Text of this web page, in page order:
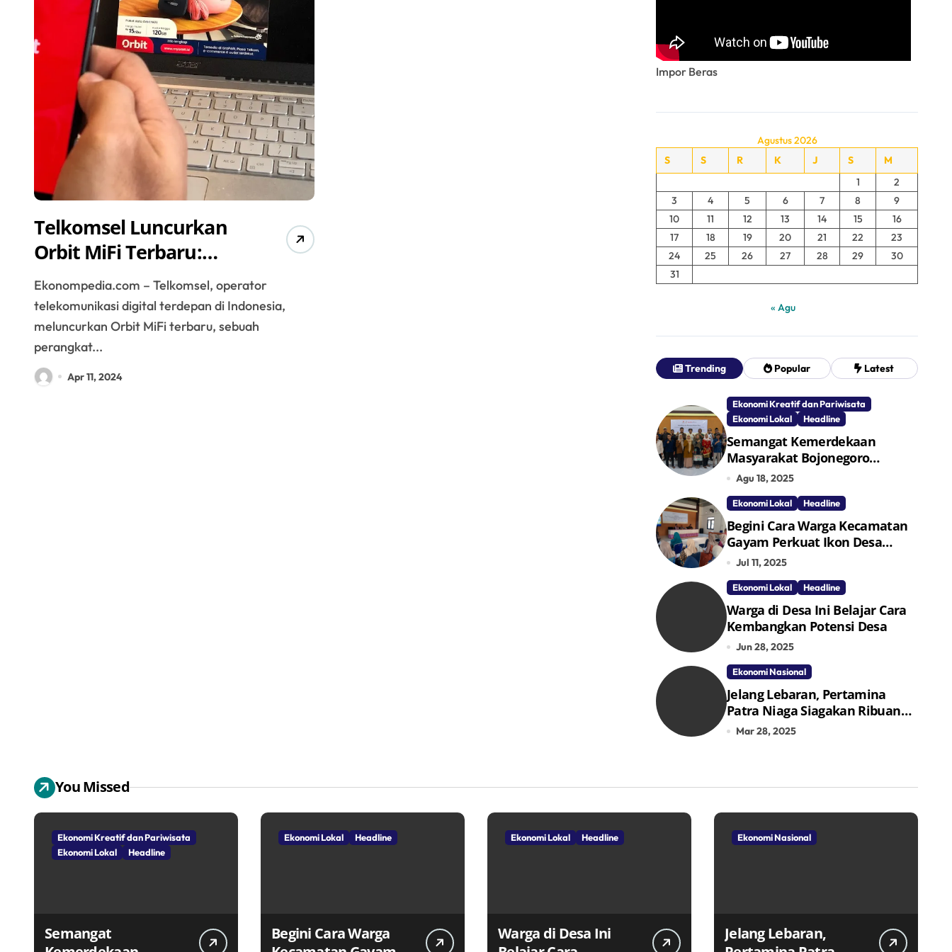
Telkomsel Luncurkan
Orbit MiFi Terbaru:
Solusi Koneksi Internet
Cepat dan Andal
Ekonompedia.com – Telkomsel, operator
telekomunikasi digital terdepan di Indonesia,
meluncurkan Orbit MiFi terbaru, sebuah
perangkat...
Apr 11, 2024
Impor Beras
Agustus 2026
S
S R K J S
M
1
2
3
4 5 6 7 8
9
10
11 12 13 14 15
16
17
18 19 20 21 22
23
24
25 26 27 28 29
30
31
« Agu
Trending Popular Latest
Ekonomi Kreatif dan Pariwisata
Ekonomi Lokal
Headline
Semangat Kemerdekaan
Masyarakat Bojonegoro
Bangun Desa Mandiri Ekonomi
Agu 18, 2025
Ekonomi Lokal Headline
Begini Cara Warga Kecamatan
Gayam Perkuat Ikon Desa
Penggerak Ekonomi Lokal
Jul 11, 2025
Ekonomi Lokal Headline
Warga di Desa Ini Belajar Cara
Kembangkan Potensi Desa
Jun 28, 2025
Ekonomi Nasional
Jelang Lebaran, Pertamina
Patra Niaga Siagakan Ribuan
Agen dan Pangkalan LPG 3 Kg
Mar 28, 2025
You Missed
Ekonomi Kreatif dan Pariwisata
Ekonomi Lokal
Headline
Semangat
Ekonomi Lokal Headline
Begini Cara Warga
Ekonomi Lokal Headline
Warga di Desa Ini
Ekonomi Nasional
Jelang Lebaran,